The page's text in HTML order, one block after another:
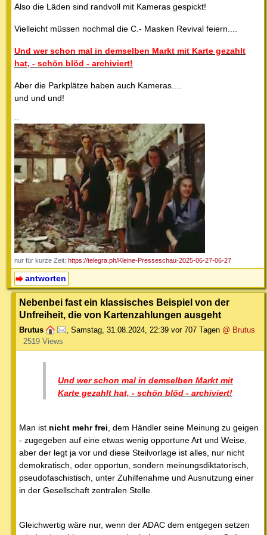
Also die Läden sind randvoll mit Kameras gespickt!
Vielleicht müssen nochmal die C.- Masken Revival feiern....
Und wer schon mal in demselben Markt mit Karte gezahlt
hat, - schön blöd - archiviert!
Aber die Parkplätze haben auch Kameras....
und und und!
--
nur für kurze Zeit: https://telegra.ph/Kleine-Presseschau-2025-06-27-06-27
antworten
Nebenbei fast ein klassisches Beispiel von der
Unfreiheit, die von Kartenzahlungen ausgeht
Brutus Samstag, 31.08.2024, 22:39 vor 707 Tagen @ Brutus
2519 Views
Und wer schon mal in demselben Markt mit
Karte gezahlt hat, - schön blöd - archiviert!
Man ist nicht mehr frei , dem Händler seine Meinung zu geigen
- zugegeben auf eine etwas wenig opportune Art und Weise,
aber der legt ja vor und diese Steilvorlage ist alles, nur nicht
demokratisch, oder opportun, sondern meinungsdiktatorisch,
pseudofaschistisch, unter Zuhilfenahme und Ausnutzung einer
in der Gesellschaft zentralen Stelle.
Gleichwertig wäre nur, wenn der ADAC dem entgegen setzen